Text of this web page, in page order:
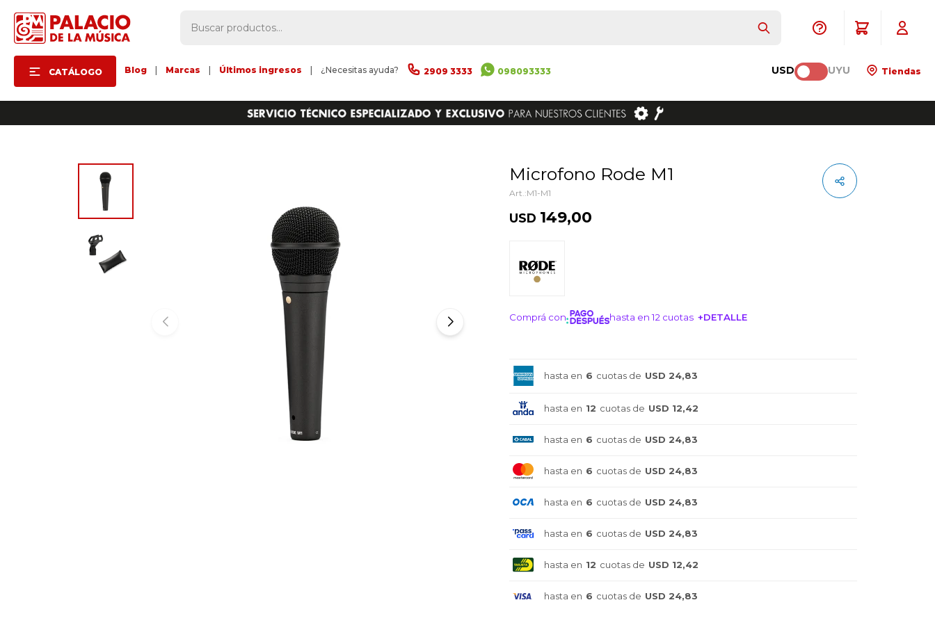
CATÁLOGO Blog Marcas Últimos ingresos ¿Necesitas ayuda? 2909 3333 098093333 USD UYU Tiendas
Microfono Rode M1
M1-M1
USD 149,00
Comprá con hasta en 12 cuotas +DETALLE
hasta en 6 cuotas de USD 24,83
hasta en 12 cuotas de USD 12,42
hasta en 6 cuotas de USD 24,83
hasta en 6 cuotas de USD 24,83
hasta en 6 cuotas de USD 24,83
hasta en 6 cuotas de USD 24,83
hasta en 12 cuotas de USD 12,42
hasta en 6 cuotas de USD 24,83